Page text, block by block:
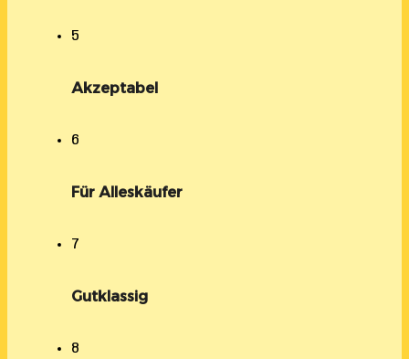
5
Akzeptabel
6
Für Alleskäufer
7
Gutklassig
8